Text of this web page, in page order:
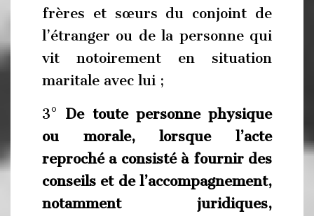
frères et sœurs du conjoint de
l’étranger ou de la personne qui
vit notoirement en situation
maritale avec lui ;
3° De toute personne physique
ou morale, lorsque l’acte
reproché a consisté à fournir des
conseils et de l’accompagnement,
notamment juridiques,